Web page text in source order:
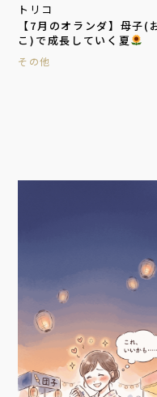
トリコ
【7月のオランダ】母子(
こ)で成長していく夏
その他